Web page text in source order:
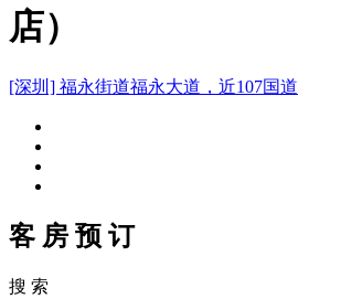
店）
[深圳] 福永街道福永大道，近107国道
客 房 预 订
搜 索